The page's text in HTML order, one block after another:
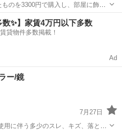
のを3300円で購入し、部屋に飾っ
、出品します。 買って以降傷をつけ
やコスメ用品
ミラー/鏡 ミラー
数✨】家賃4万円以下多数
貸物件多数掲載！
Ad
ー/鏡
7月27日